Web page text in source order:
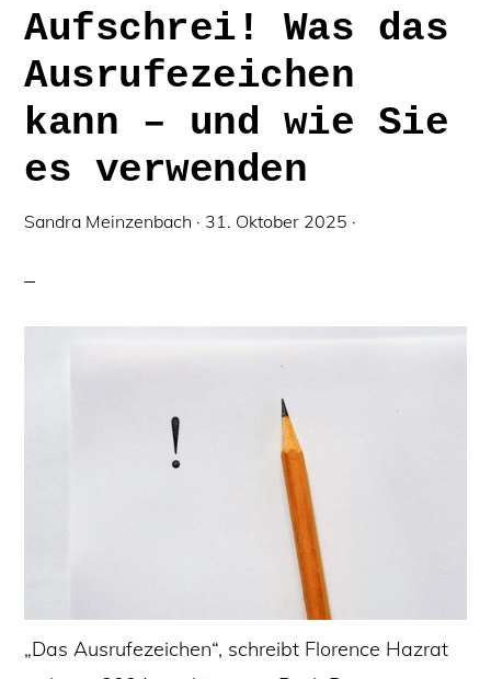
Aufschrei! Was das
Ausrufezeichen
kann – und wie Sie
es verwenden
Sandra Meinzenbach · 31. Oktober 2025 ·
„Das Ausrufezeichen“, schreibt Florence Hazrat